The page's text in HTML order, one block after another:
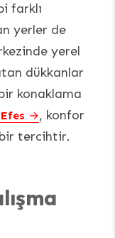
farklı
yerler de
yerel
dükkanlar
konaklama
, konfor
tercihtir.